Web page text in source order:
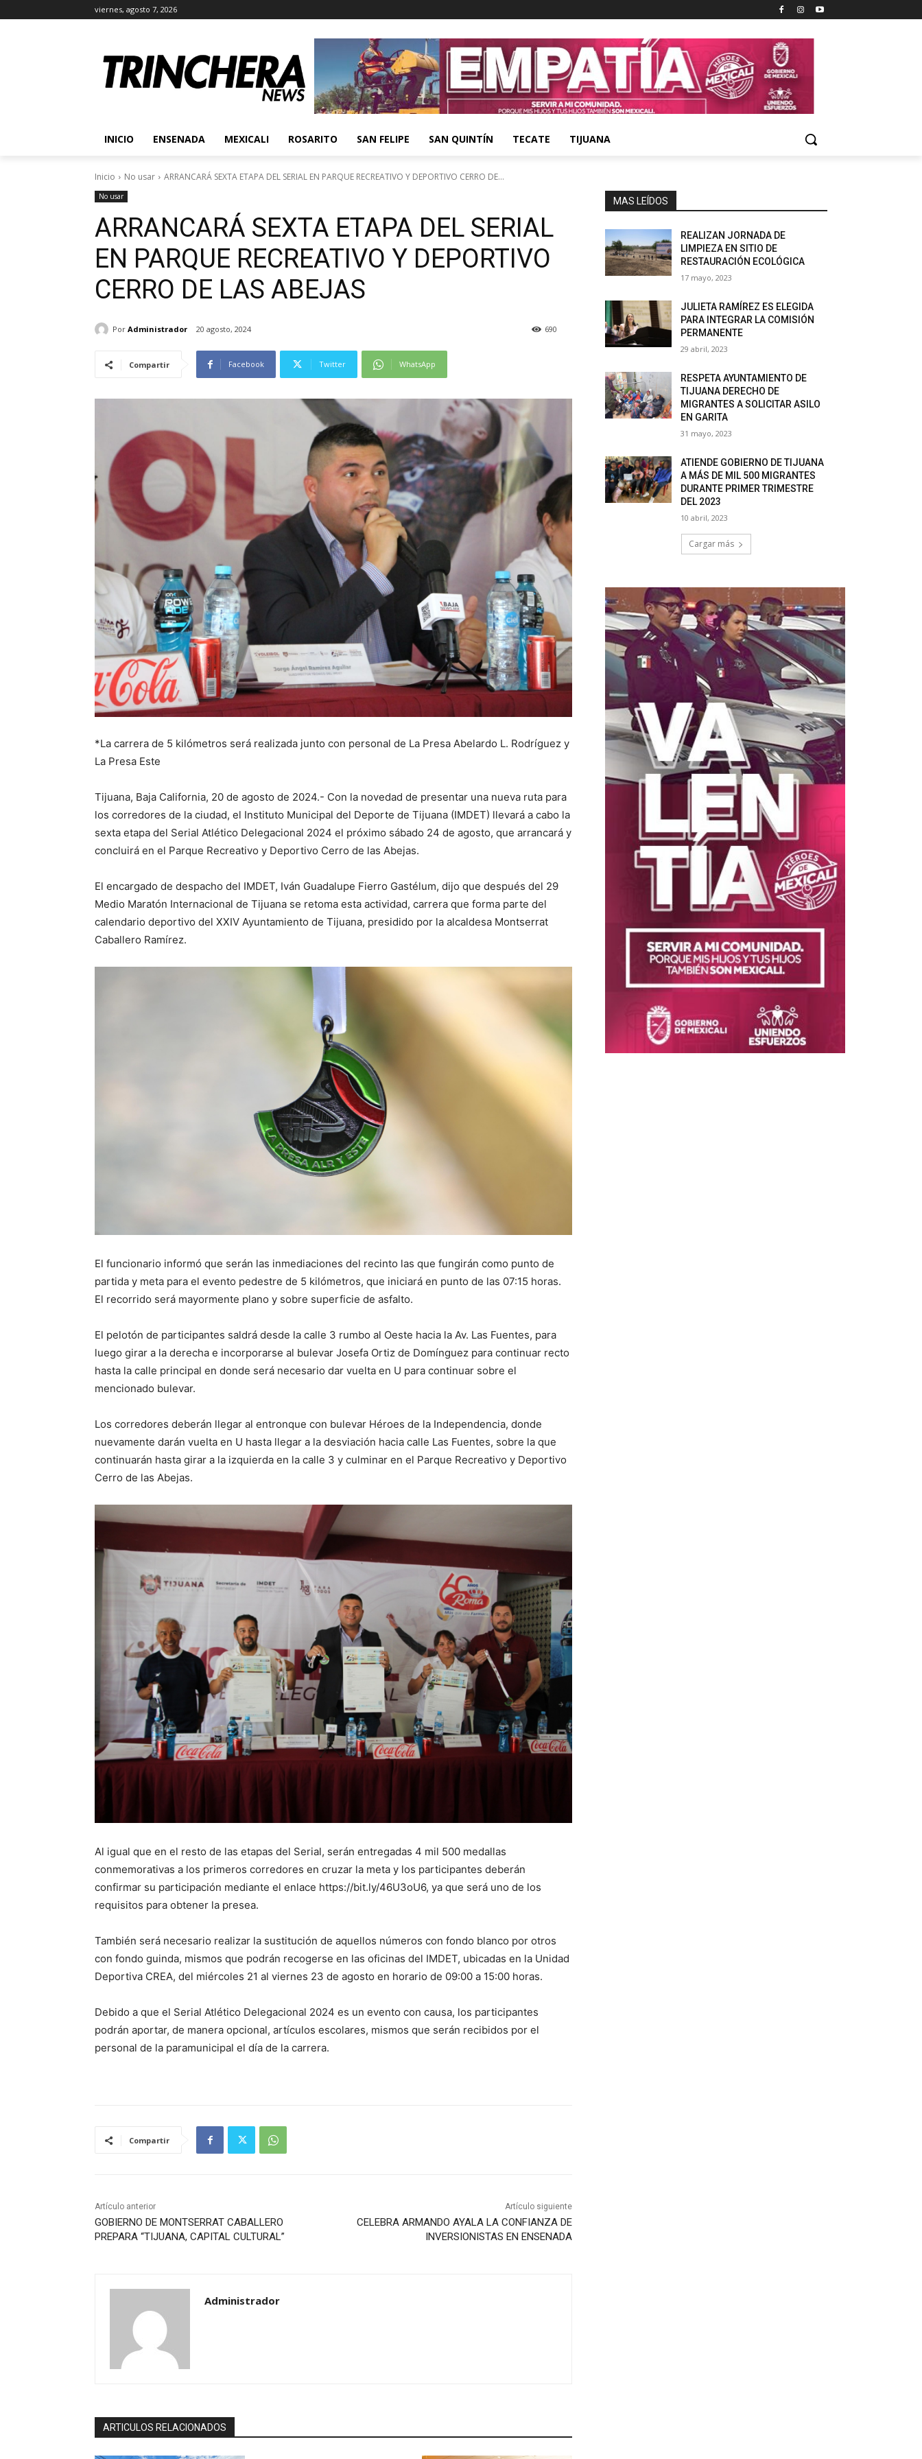
viernes, agosto 7, 2026
INICIO ENSENADA MEXICALI ROSARITO SAN FELIPE SAN QUINTÍN TECATE TIJUANA
Inicio No usar ARRANCARÁ SEXTA ETAPA DEL SERIAL EN PARQUE RECREATIVO Y DEPORTIVO CERRO DE...
No usar
ARRANCARÁ SEXTA ETAPA DEL SERIAL
EN PARQUE RECREATIVO Y DEPORTIVO
CERRO DE LAS ABEJAS
Por Administrador 20 agosto, 2024 690
Compartir Facebook Twitter WhatsApp
*La carrera de 5 kilómetros será realizada junto con personal de La Presa Abelardo L. Rodríguez y
La Presa Este
Tijuana, Baja California, 20 de agosto de 2024.- Con la novedad de presentar una nueva ruta para
los corredores de la ciudad, el Instituto Municipal del Deporte de Tijuana (IMDET) llevará a cabo la
sexta etapa del Serial Atlético Delegacional 2024 el próximo sábado 24 de agosto, que arrancará y
concluirá en el Parque Recreativo y Deportivo Cerro de las Abejas.
El encargado de despacho del IMDET, Iván Guadalupe Fierro Gastélum, dijo que después del 29
Medio Maratón Internacional de Tijuana se retoma esta actividad, carrera que forma parte del
calendario deportivo del XXIV Ayuntamiento de Tijuana, presidido por la alcaldesa Montserrat
Caballero Ramírez.
El funcionario informó que serán las inmediaciones del recinto las que fungirán como punto de
partida y meta para el evento pedestre de 5 kilómetros, que iniciará en punto de las 07:15 horas.
El recorrido será mayormente plano y sobre superficie de asfalto.
El pelotón de participantes saldrá desde la calle 3 rumbo al Oeste hacia la Av. Las Fuentes, para
luego girar a la derecha e incorporarse al bulevar Josefa Ortiz de Domínguez para continuar recto
hasta la calle principal en donde será necesario dar vuelta en U para continuar sobre el
mencionado bulevar.
Los corredores deberán llegar al entronque con bulevar Héroes de la Independencia, donde
nuevamente darán vuelta en U hasta llegar a la desviación hacia calle Las Fuentes, sobre la que
continuarán hasta girar a la izquierda en la calle 3 y culminar en el Parque Recreativo y Deportivo
Cerro de las Abejas.
Al igual que en el resto de las etapas del Serial, serán entregadas 4 mil 500 medallas
conmemorativas a los primeros corredores en cruzar la meta y los participantes deberán
confirmar su participación mediante el enlace https://bit.ly/46U3oU6, ya que será uno de los
requisitos para obtener la presea.
También será necesario realizar la sustitución de aquellos números con fondo blanco por otros
con fondo guinda, mismos que podrán recogerse en las oficinas del IMDET, ubicadas en la Unidad
Deportiva CREA, del miércoles 21 al viernes 23 de agosto en horario de 09:00 a 15:00 horas.
Debido a que el Serial Atlético Delegacional 2024 es un evento con causa, los participantes
podrán aportar, de manera opcional, artículos escolares, mismos que serán recibidos por el
personal de la paramunicipal el día de la carrera.
Compartir
Artículo anterior
GOBIERNO DE MONTSERRAT CABALLERO
PREPARA “TIJUANA, CAPITAL CULTURAL”
Artículo siguiente
CELEBRA ARMANDO AYALA LA CONFIANZA DE
INVERSIONISTAS EN ENSENADA
Administrador
ARTICULOS RELACIONADOS
MAS LEÍDOS
REALIZAN JORNADA DE
LIMPIEZA EN SITIO DE
RESTAURACIÓN ECOLÓGICA
17 mayo, 2023
JULIETA RAMÍREZ ES ELEGIDA
PARA INTEGRAR LA COMISIÓN
PERMANENTE
29 abril, 2023
RESPETA AYUNTAMIENTO DE
TIJUANA DERECHO DE
MIGRANTES A SOLICITAR ASILO
EN GARITA
31 mayo, 2023
ATIENDE GOBIERNO DE TIJUANA
A MÁS DE MIL 500 MIGRANTES
DURANTE PRIMER TRIMESTRE
DEL 2023
10 abril, 2023
Cargar más